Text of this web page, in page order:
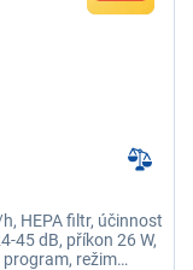
HEPA filtr, účinnost
45 dB, příkon 26 W,
režim